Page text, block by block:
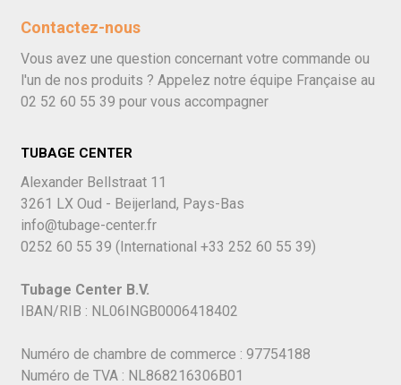
Contactez-nous
Vous avez une question concernant votre commande ou
l'un de nos produits ? Appelez notre équipe Française au
02 52 60 55 39 pour vous accompagner
TUBAGE CENTER
Alexander Bellstraat 11
3261 LX Oud - Beijerland, Pays-Bas
info@tubage-center.fr
0252 60 55 39 (International +33 252 60 55 39)
Tubage Center B.V.
IBAN/RIB : NL06INGB0006418402
Numéro de chambre de commerce : 97754188
Numéro de TVA : NL868216306B01